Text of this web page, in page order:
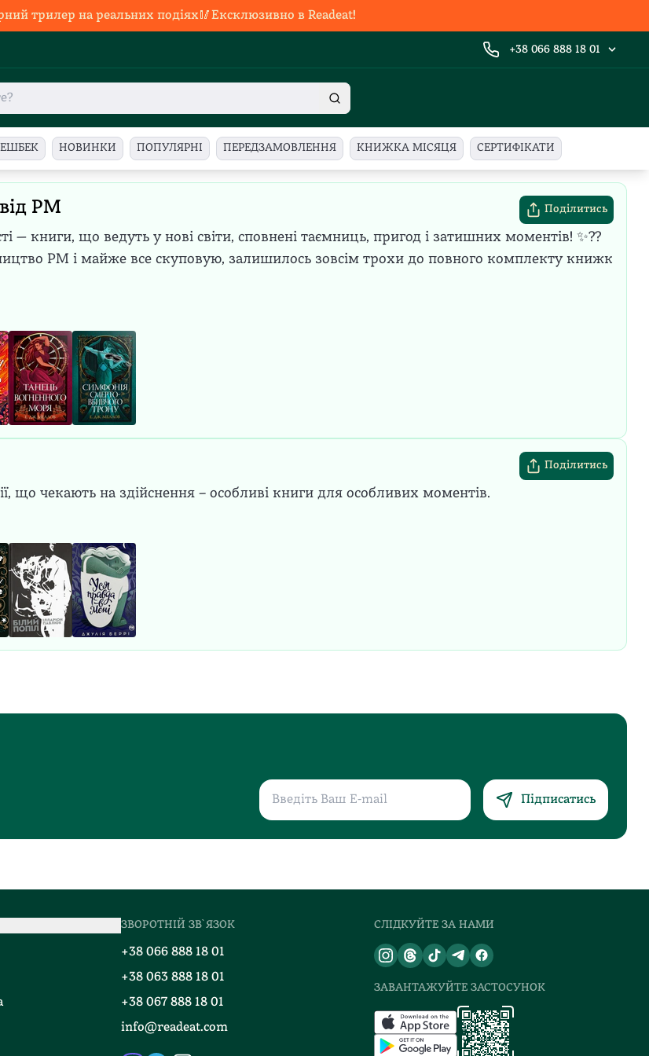
трилер на реальних подіях🥢Ексклюзивно в Readeat!
+38 066 888 18 01
НОВИНКИ ПОПУЛЯРНІ ПЕРЕДЗАМОВЛЕННЯ КНИЖКА МІСЯЦЯ СЕРТИФІКАТИ
РМ Поділитись
— книги, що ведуть у нові світи, сповнені таємниць, пригод і затишних моментів! ✨??
РМ і майже все скуповую, залишилось зовсім трохи до повного комплекту книжк
Поділитись
що чекають на здійснення – особливі книги для особливих моментів.
Підписатись
ЗВОРОТНІЙ ЗВ`ЯЗОК
+38 066 888 18 01
+38 063 888 18 01
+38 067 888 18 01
info@readeat.com
СЛІДКУЙТЕ ЗА НАМИ
ЗАВАНТАЖУЙТЕ ЗАСТОСУНОК